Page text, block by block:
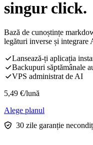
singur click.
Bază de cunoștințe
legături inverse și integrare
Lansează-ți aplicația
Backupuri săptămânale
VPS administrat de AI
5,49 €/lună
Alege planul
30 zile garanție